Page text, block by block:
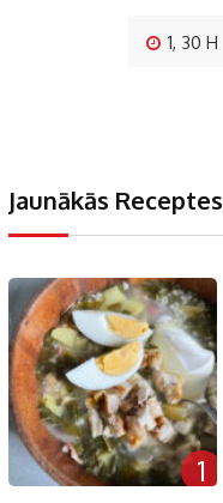
1, 30 H
Jaunākās Receptes
1